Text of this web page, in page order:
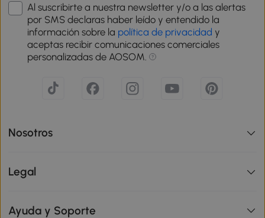
Al suscribirte a nuestra newsletter y/o a las alertas
por SMS declaras haber leído y entendido la
información sobre la política de privacidad y
aceptas recibir comunicaciones comerciales
personalizadas de AOSOM.
Nosotros
Legal
Ayuda y Soporte